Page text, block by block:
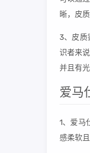
晰，皮
3、皮质
识者来
并且有
爱马
1、爱马
感柔软